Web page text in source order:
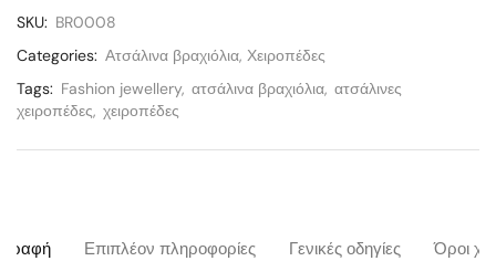
SKU: BR0008
Categories: Ατσάλινα βραχιόλια, Χειροπέδες
Tags: Fashion jewellery, ατσάλινα βραχιόλια, ατσάλινες
χειροπέδες, χειροπέδες
Επιπλέον πληροφορίες Γενικές οδηγίες Όροι